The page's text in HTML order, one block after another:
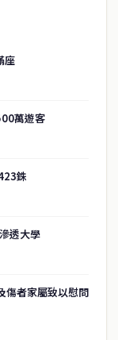
座
萬遊客
銖
透大學
傷者家屬致以慰問